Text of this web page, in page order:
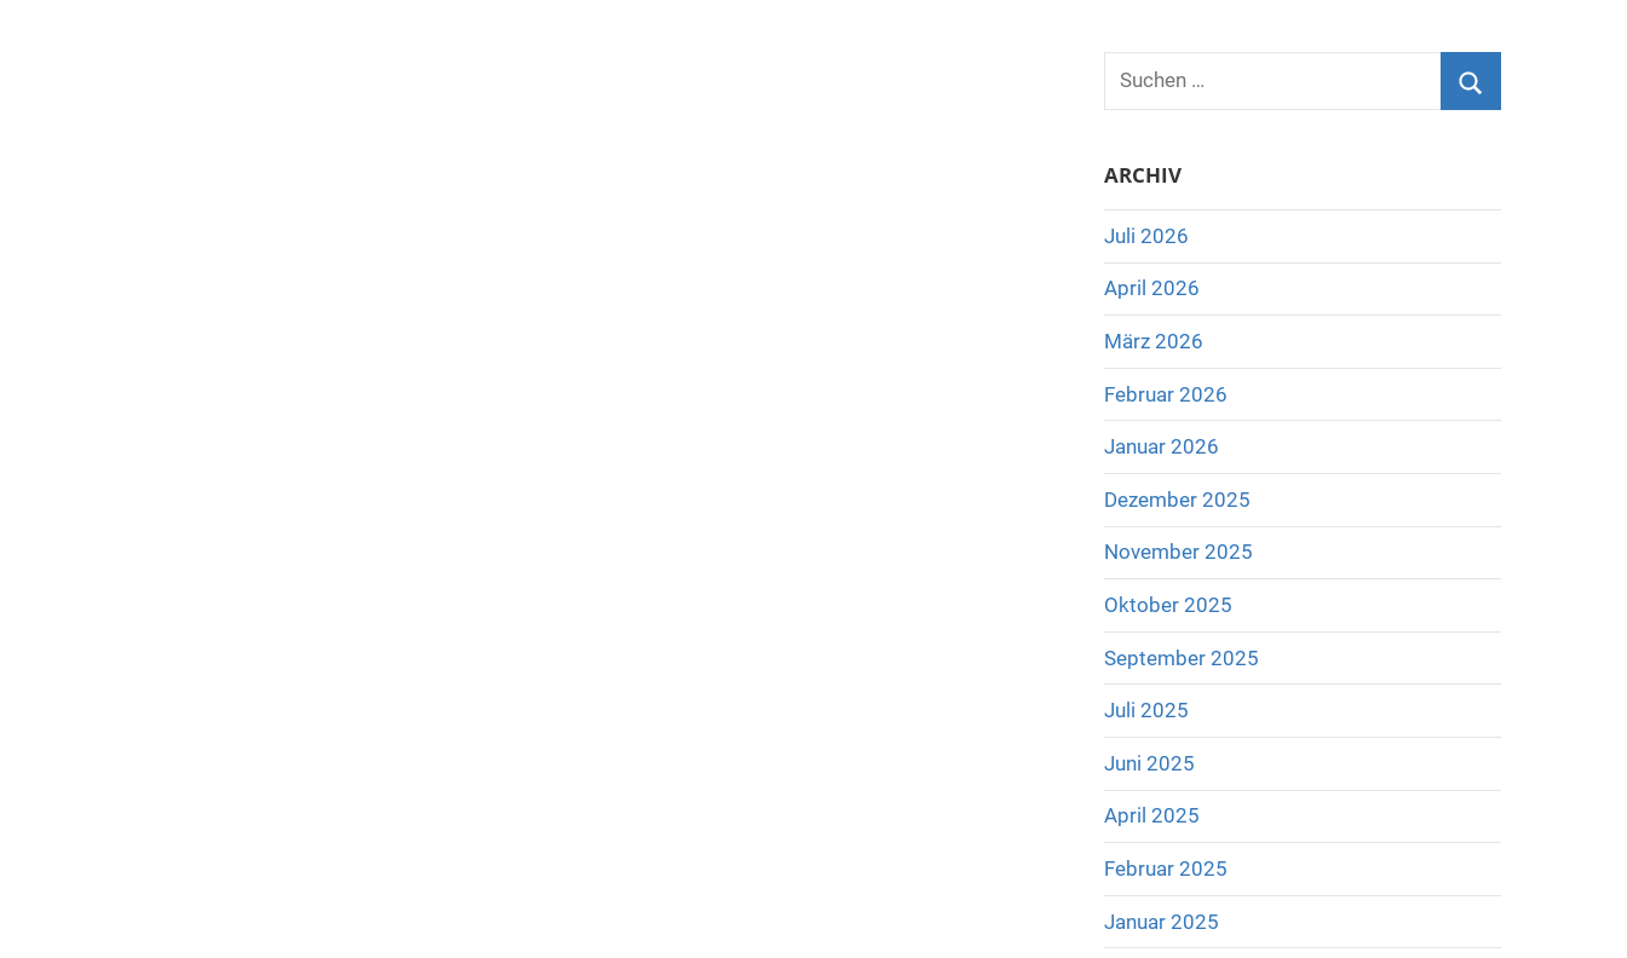
Suchen
ARCHIV
Juli 2026
April 2026
März 2026
Februar 2026
Januar 2026
Dezember 2025
November 2025
Oktober 2025
September 2025
Juli 2025
Juni 2025
April 2025
Februar 2025
Januar 2025